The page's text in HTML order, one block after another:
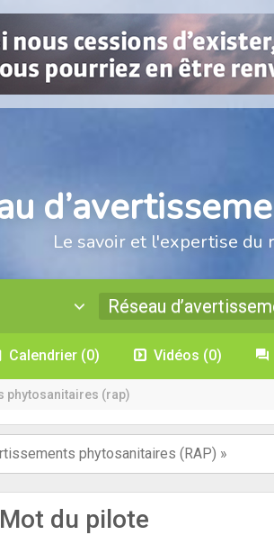
Le savoir et l'expertise du
Réseau
Calendrier (0) Vidéos (0)
phytosanitaires (rap)
Mot du pilote